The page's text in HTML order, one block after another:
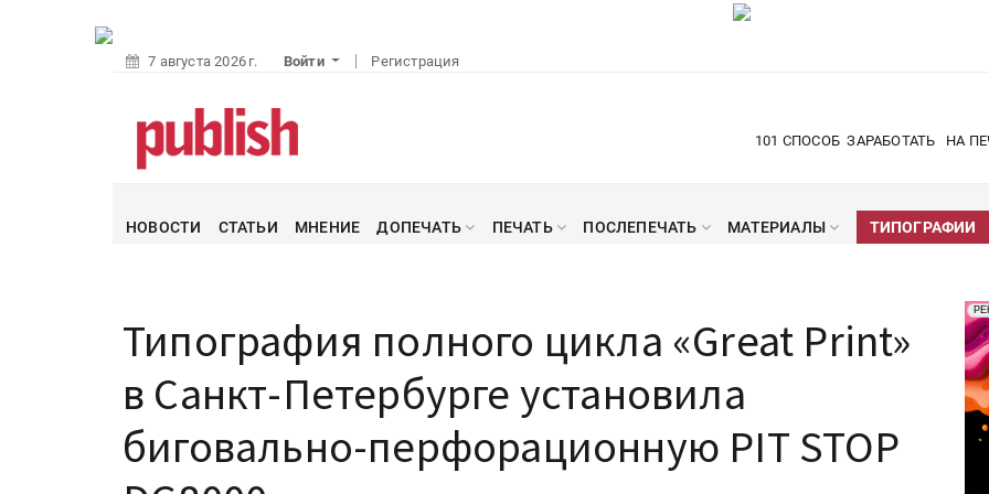
7 августа 2026 г. Войти Регистрация
101 СПОСОБ ЗАРАБОТАТЬ НА
НОВОСТИ СТАТЬИ МНЕНИЕ ДОПЕЧАТЬ ПЕЧАТЬ ПОСЛЕПЕЧАТЬ МАТЕРИАЛЫ ТИПОГРАФИИ
Типография полного цикла «Great Print»
в Санкт-Петербурге установила
биговально-перфорационную PIT STOP